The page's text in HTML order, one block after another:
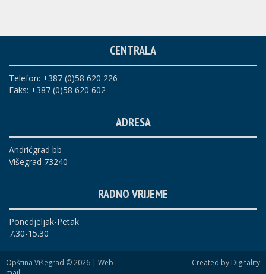
CENTRALA
Telefon: +387 (0)58 620 226
Faks: +387 (0)58 620 602
ADRESA
Andrićgrad bb
Višegrad 73240
RADNO VRIJEME
Ponedjeljak-Petak
7.30-15.30
Opština Višegrad © 2026 | Web
Created by Digitality